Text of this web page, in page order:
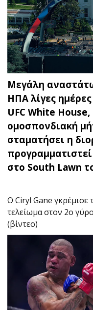
Μεγάλη
ΗΠΑ λίγες
UFC White
ομοσπονδιακή
σταματήσει η
στο South Lawn
Ο Ciryl Gane γκρέμισε
τελείωμα στον 2ο
(βίντεο)